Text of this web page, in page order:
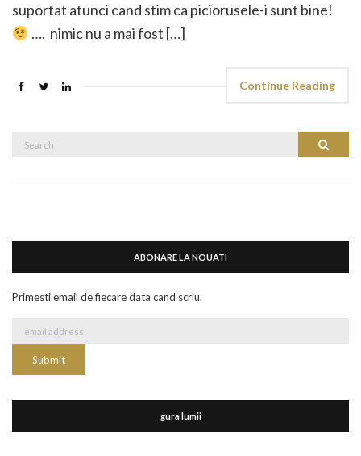
suportat atunci cand stim ca piciorusele-i sunt bine!
…. nimic nu a mai fost […]
Continue Reading
Search
ABONARE LA NOUATI
Primesti email de fiecare data cand scriu.
gura lumii